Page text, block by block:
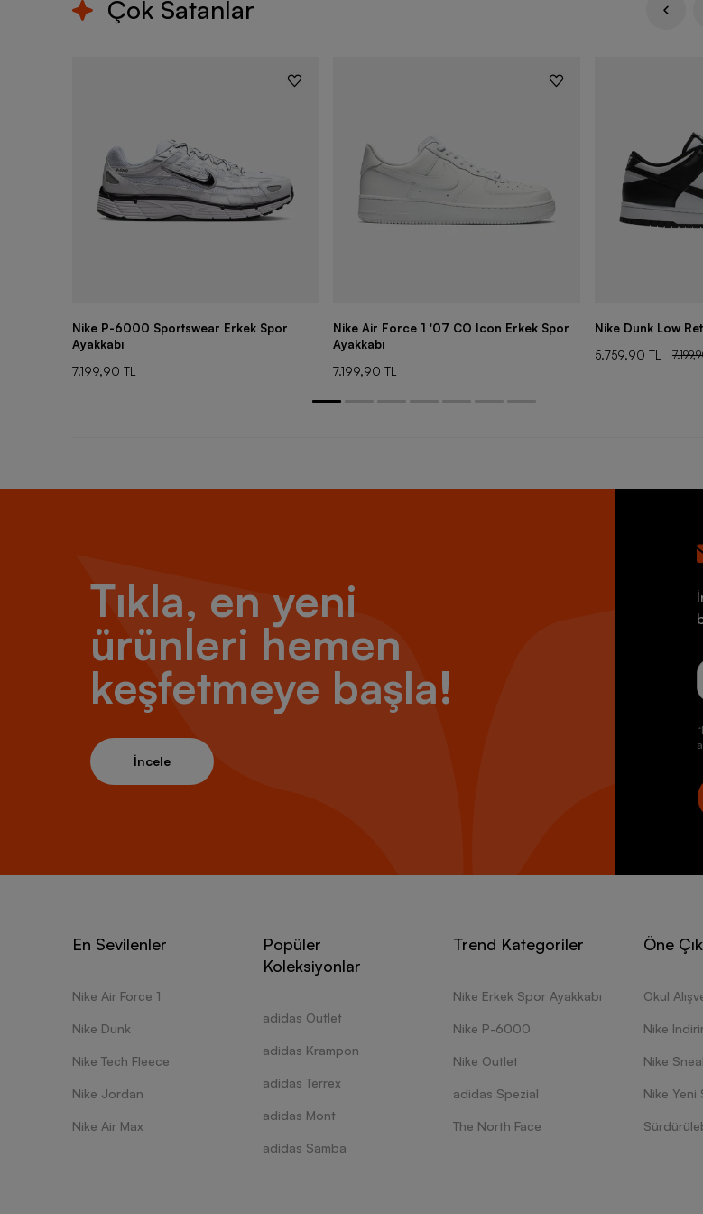
Çok Satanlar
Nike P-6000 Sportswear Erkek Spor
Ayakkabı
7.199,90 TL
Nike Air Force 1 '07 CO Icon Erkek Spor
Ayakkabı
7.199,90 TL
Nike Dunk Low
5.759,90 TL
Tıkla, en yeni
ürünleri hemen
keşfetmeye başla!
İncele
En Sevilenler
Nike Air Force 1
Nike Dunk
Nike Tech Fleece
Nike Jordan
Nike Air Max
Popüler
Koleksiyonlar
adidas Outlet
adidas Krampon
adidas Terrex
adidas Mont
adidas Samba
Trend Kategoriler
Nike Erkek Spor Ayakkabı
Nike P-6000
Nike Outlet
adidas Spezial
The North Face
Öne
Okul
Nike
Nike
Nike Yeni